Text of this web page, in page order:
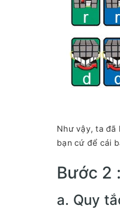
Như vậy, ta đã
bạn cứ để cái
Bước 2
a. Quy